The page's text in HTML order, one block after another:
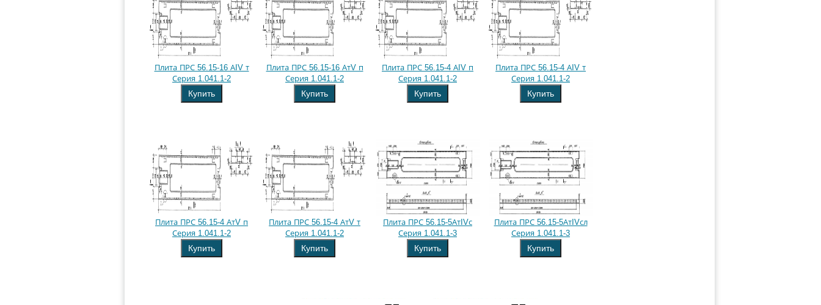
Плита ПРС 56.15-16 АIV т
Серия 1.041.1-2
Купить
Плита ПРС 56.15-16 АтV п
Серия 1.041.1-2
Купить
Плита ПРС 56.15-4 АIV п
Серия 1.041.1-2
Купить
Плита ПРС 56.15-4 АIV т
Серия 1.041.1-2
Купить
Плита ПРС 56.15-4 АтV п
Серия 1.041.1-2
Купить
Плита ПРС 56.15-4 АтV т
Серия 1.041.1-2
Купить
Плита ПРС 56.15-5АтIVс
Серия 1.041.1-3
Купить
Плита ПРС 56.15-5АтIVсл
Серия 1.041.1-3
Купить